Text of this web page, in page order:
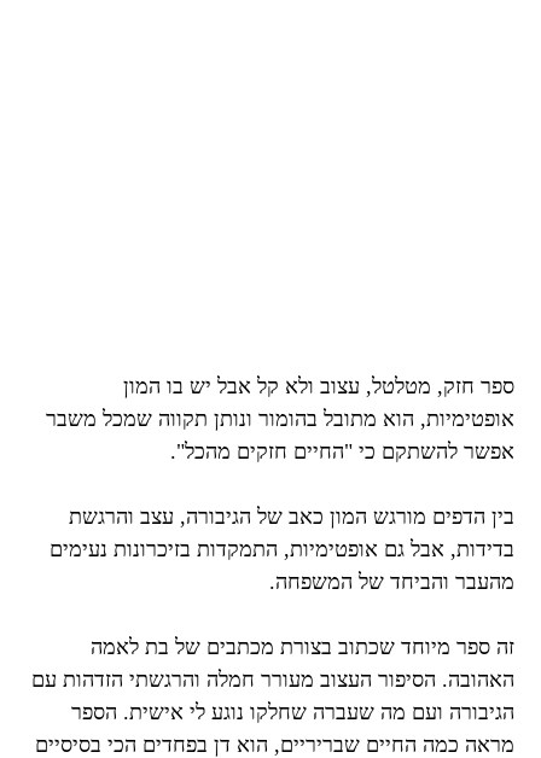
ספר חזק, מטלטל, עצוב ולא קל אבל יש בו המון
אופטימיות, הוא מתובל בהומור ונותן תקווה שמכל משבר
אפשר להשתקם כי "החיים חזקים מהכל".
בין הדפים מורגש המון כאב של הגיבורה, עצב והרגשת
בדידות, אבל גם אופטימיות, התמקדות בזיכרונות נעימים
מהעבר והביחד של המשפחה.
זה ספר מיוחד שכתוב בצורת מכתבים של בת לאמה
האהובה. הסיפור העצוב מעורר חמלה והרגשתי הזדהות עם
הגיבורה ועם מה שעברה שחלקו נוגע לי אישית. הספר
מראה כמה החיים שבריריים, הוא דן בפחדים הכי בסיסיים